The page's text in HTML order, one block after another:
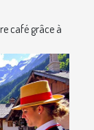
café grâce à